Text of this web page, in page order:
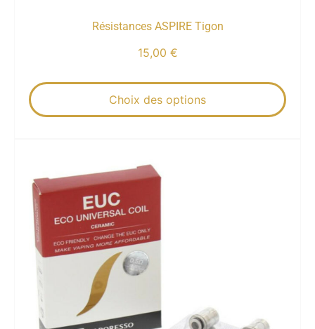
Résistances ASPIRE Tigon
15,00 €
Choix des options